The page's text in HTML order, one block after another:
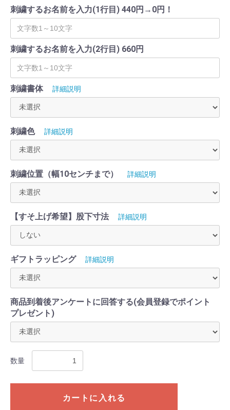
刺繍するお名前を入力(1行目) 440円→0円！
刺繍するお名前を入力(2行目) 660円
刺繍書体 詳細説明
刺繍色 詳細説明
刺繍位置（幅10センチまで） 詳細説明
【すそ上げ希望】股下寸法 詳細説明
ギフトラッピング 詳細説明
商品到着後アンケートに回答する(会員登録でポイント
プレゼント)
数量
カートに入れる